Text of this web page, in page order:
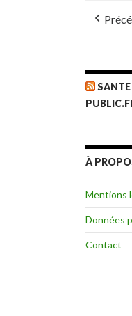
2026
SANTE
À
Mentions
Données
Contact